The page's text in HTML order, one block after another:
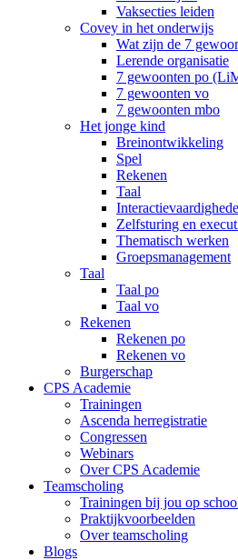
Vaksecties leiden
Covey in het onderwijs
Wat zijn de 7
Lerende organisatie
7 gewoonten po
7 gewoonten vo
7 gewoonten mbo
Het jonge kind
Breinontwikkeling
Spel
Rekenen
Taal
Zelfsturing en
Thematisch werken
Groepsmanagement
Taal
Taal po
Taal vo
Rekenen
Rekenen po
Rekenen vo
Burgerschap
CPS Academie
Trainingen
Ascenda herregistratie
Congressen
Webinars
Over CPS Academie
Teamscholing
Trainingen bij jou op
Praktijkvoorbeelden
Over teamscholing
Blogs